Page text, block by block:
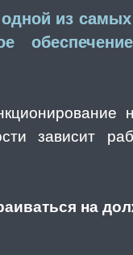
из
зависит
на